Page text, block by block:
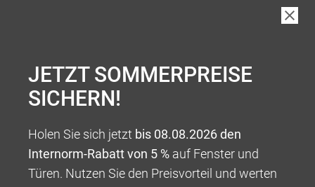
JETZT SOMMERPREISE
SICHERN!
Holen Sie sich jetzt bis 08.08.2026 den
Internorm-Rabatt von 5 % auf Fenster und
Türen. Nutzen Sie den Preisvorteil und werten